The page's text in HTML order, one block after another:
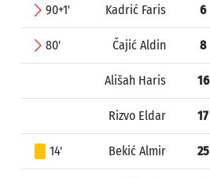
90+1' Kadrić Faris 6
80' Čajić Aldin 8
Ališah Haris 16
Rizvo Eldar 17
14' Bekić Almir 25